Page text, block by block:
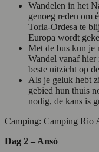
Wandelen in het
genoeg reden om
Torla-Ordesa te
Europa wordt
Met de bus kun je
Wandel vanaf hier
beste uitzicht op
Als je geluk hebt
gebied hun thuis
nodig, de kans is
Camping: Camping Rio
Dag 2 – Ansó